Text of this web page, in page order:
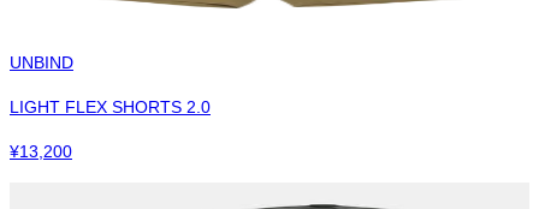
UNBIND
LIGHT FLEX SHORTS 2.0
¥13,200